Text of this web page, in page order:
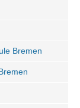
Bremen